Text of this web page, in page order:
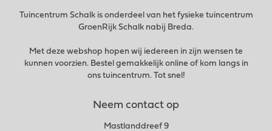
Tuincentrum Schalk is onderdeel van het fysieke tuincentrum
GroenRijk Schalk nabij Breda.
Met deze webshop hopen wij iedereen in zijn wensen te
kunnen voorzien. Bestel gemakkelijk online of kom langs in
ons tuincentrum. Tot snel!
Neem contact op
Mastlanddreef 9